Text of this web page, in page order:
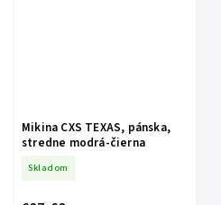
Mikina CXS TEXAS, pánska,
stredne modrá-čierna
Skladom